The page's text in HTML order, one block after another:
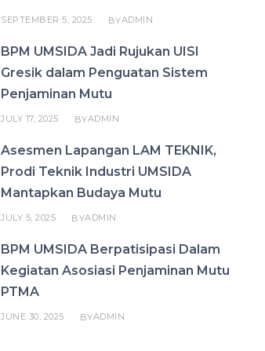
SEPTEMBER 5, 2025 BYADMIN
BPM UMSIDA Jadi Rujukan UISI
Gresik dalam Penguatan Sistem
Penjaminan Mutu
JULY 17, 2025 BYADMIN
Asesmen Lapangan LAM TEKNIK,
Prodi Teknik Industri UMSIDA
Mantapkan Budaya Mutu
JULY 5, 2025 BYADMIN
BPM UMSIDA Berpatisipasi Dalam
Kegiatan Asosiasi Penjaminan Mutu
PTMA
JUNE 30, 2025 BYADMIN